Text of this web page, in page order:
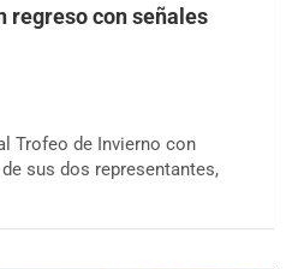
regreso con señales
Trofeo de Invierno con
sus dos representantes,